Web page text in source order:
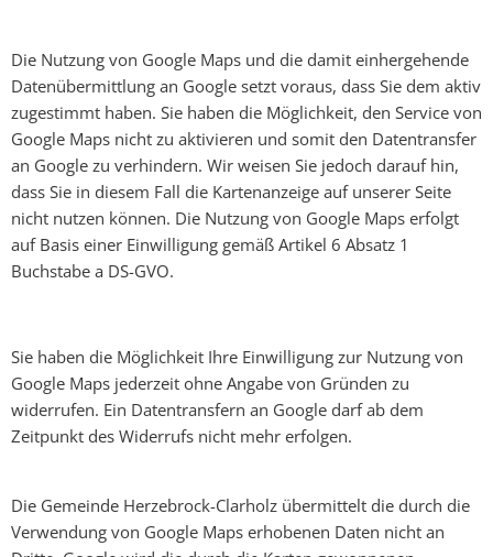
Die Nutzung von Google Maps und die damit einhergehende
Datenübermittlung an Google setzt voraus, dass Sie dem aktiv
zugestimmt haben. Sie haben die Möglichkeit, den Service von
Google Maps nicht zu aktivieren und somit den Datentransfer
an Google zu verhindern. Wir weisen Sie jedoch darauf hin,
dass Sie in diesem Fall die Kartenanzeige auf unserer Seite
nicht nutzen können. Die Nutzung von Google Maps erfolgt
auf Basis einer Einwilligung gemäß Artikel 6 Absatz 1
Buchstabe a DS-GVO.
Sie haben die Möglichkeit Ihre Einwilligung zur Nutzung von
Google Maps jederzeit ohne Angabe von Gründen zu
widerrufen. Ein Datentransfern an Google darf ab dem
Zeitpunkt des Widerrufs nicht mehr erfolgen.
Die Gemeinde Herzebrock-Clarholz übermittelt die durch die
Verwendung von Google Maps erhobenen Daten nicht an